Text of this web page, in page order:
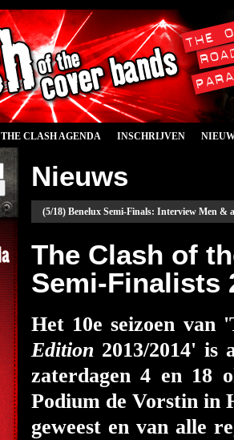
THE CLASH AGENDA INSCHRIJVEN
Nieuws
(5/18) Benelux Semi-Finals: Interview Men &
The Clash of
Semi-Finalists
Het 10e seizoen van
Edition 2013/2014' is
zaterdagen 4 en 18
Podium de Vorstin in
geweest en van alle